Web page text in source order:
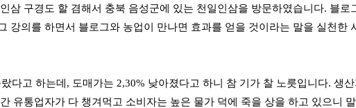
삼 구경도 할 겸해서 충북 음성군에 있는 천일인삼을 방문하였습니다. 블로
강의를 하면서 블로그와 농업이 만나면 효과를 얻을 것이라는 말을 실천한
다고 하는데, 도매가는 2,30% 낮아졌다고 하니 참 기가 찰 노릇입니다. 생
유통업자가 다 챙겨먹고 소비자는 높은 물가 덕에 죽을 상을 하고 있으니